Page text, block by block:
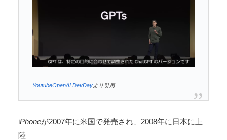
YoutubeOpenAI DevDayより引用
iPhoneが2007年に米国で発売され、2008年に日本に上
陸